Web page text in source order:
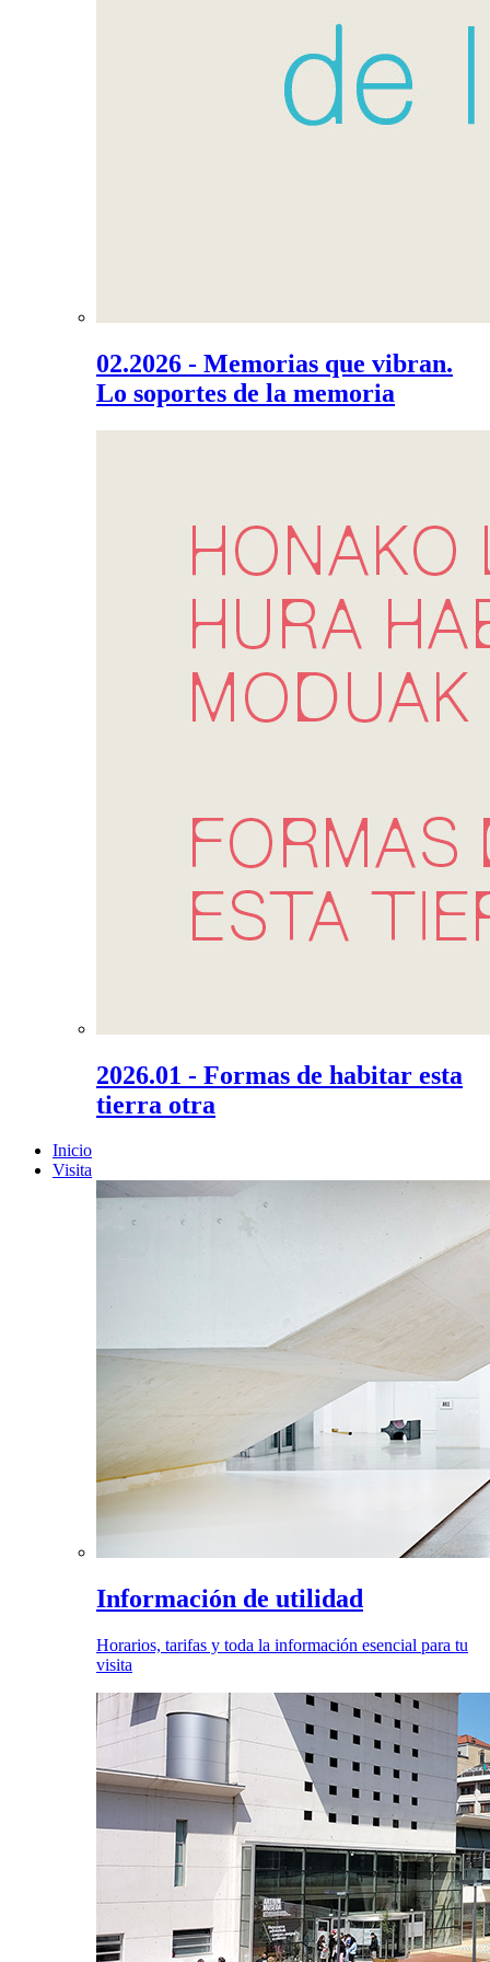
02.2026 - Memorias que vibran.
Lo soportes de la memoria
2026.01 - Formas de habitar esta
tierra otra
Inicio
Visita
Información de utilidad
Horarios, tarifas y toda la información esencial para tu
visita